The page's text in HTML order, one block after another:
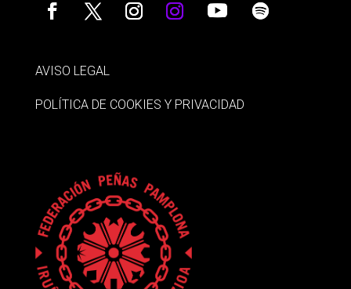
AVISO LEGAL
POLÍTICA DE COOKIES Y PRIVACIDAD